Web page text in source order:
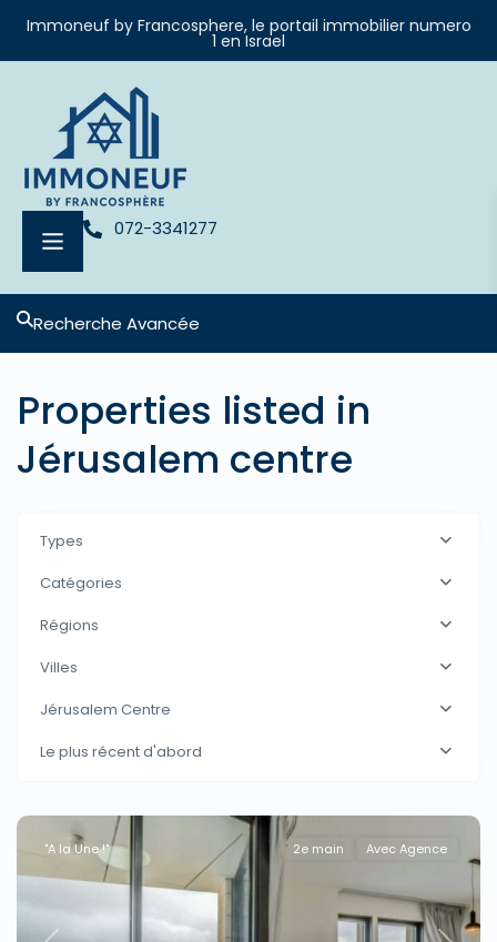
Immoneuf by Francosphere, le portail immobilier numero
1 en Israel
072-3341277
Recherche Avancée
Properties listed in
Jérusalem centre
Types
Catégories
Régions
Villes
Jérusalem Centre
Le plus récent d'abord
"A la Une !" 2e main Avec Agence